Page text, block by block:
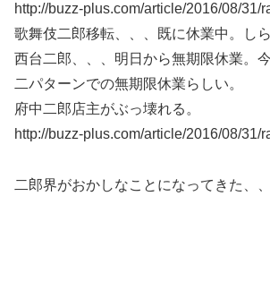
http://buzz-plus.com/article/2016/08/31/
歌舞伎二郎移転、、、既に休業中。し
西台二郎、、、明日から無期限休業。
二パターンでの無期限休業らしい。
府中二郎店主がぶっ壊れる。
http://buzz-plus.com/article/2016/08/31/
二郎界がおかしなことになってきた、、